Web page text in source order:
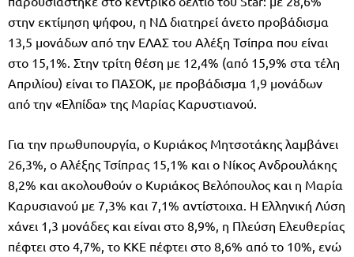
στην εκτίμηση ψήφου, η ΝΔ διατηρεί άνετο προβάδισμα
13,5 μονάδων από την ΕΛΑΣ του Αλέξη Τσίπρα που είναι
στο 15,1%. Στην τρίτη θέση με 12,4% (από 15,9% στα τέλη
Απριλίου) είναι το ΠΑΣΟΚ, με προβάδισμα 1,9 μονάδων
από την «Ελπίδα» της Μαρίας Καρυστιανού.
Για την πρωθυπουργία, ο Κυριάκος Μητσοτάκης λαμβάνει
26,3%, ο Αλέξης Τσίπρας 15,1% και ο Νίκος Ανδρουλάκης
8,2% και ακολουθούν ο Κυριάκος Βελόπουλος και η Μαρία
Καρυσιανού με 7,3% και 7,1% αντίστοιχα. Η Ελληνική Λύση
χάνει 1,3 μονάδες και είναι στο 8,9%, η Πλεύση Ελευθερίας
πέφτει στο 4,7%, το ΚΚΕ πέφτει στο 8,6% από το 10%, ενώ